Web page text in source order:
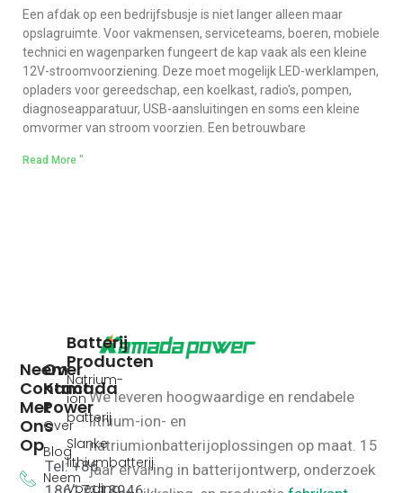
Een afdak op een bedrijfsbusje is niet langer alleen maar
opslagruimte. Voor vakmensen, serviceteams, boeren, mobiele
technici en wagenparken fungeert de kap vaak als een kleine
12V-stroomvoorziening. Deze moet mogelijk LED-werklampen,
opladers voor gereedschap, een koelkast, radio's, pompen,
diagnoseapparatuur, USB-aansluitingen en soms een kleine
omvormer van stroom voorzien. Een betrouwbare
Read More "
We leveren hoogwaardige en rendabele
lithium-ion- en
natriumionbatterijoplossingen op maat. 15
jaar ervaring in batterijontwerp, onderzoek
Batterij
Producten
Natrium-
ion
batterij
Slanke
lithiumbatterij
Voeding
Over
Kamada
Power
Over
Blog
Neem
Neem
Contact
Met
Ons
Op
Tel: +86